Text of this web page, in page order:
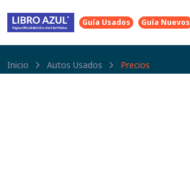
Guía Usados Guía Nuevos
Inicio Autos Usados Precios